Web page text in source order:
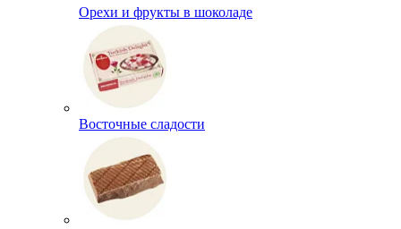
Орехи и фрукты в шоколаде
Восточные сладости